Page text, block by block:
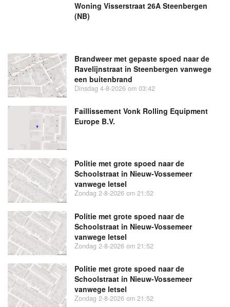
Woning Visserstraat 26A Steenbergen
(NB)
Brandweer met gepaste spoed naar de
Ravelijnstraat in Steenbergen vanwege
een buitenbrand
Dinsdag 4-8-2026 om 03:42
Faillissement Vonk Rolling Equipment
Europe B.V.
Politie met grote spoed naar de
Schoolstraat in Nieuw-Vossemeer
vanwege letsel
Zondag 2-8-2026 om 21:52
Politie met grote spoed naar de
Schoolstraat in Nieuw-Vossemeer
vanwege letsel
Zondag 2-8-2026 om 21:52
Politie met grote spoed naar de
Schoolstraat in Nieuw-Vossemeer
vanwege letsel
Zondag 2-8-2026 om 21:52